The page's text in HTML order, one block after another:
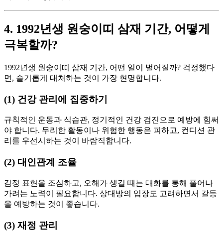
4. 1992년생 원숭이띠 삼재 기간, 어떻게
극복할까?
1992년생 원숭이띠 삼재 기간, 어떤 일이 벌어질까? 걱정했다
면, 슬기롭게 대처하는 것이 가장 현명합니다.
(1) 건강 관리에 집중하기
규칙적인 운동과 식습관, 정기적인 건강 검진으로 예방에 힘써
야 합니다. 무리한 활동이나 위험한 행동은 피하고, 컨디션 관
리를 우선시하는 것이 바람직합니다.
(2) 대인관계 조율
감정 표현을 조심하고, 오해가 생길 때는 대화를 통해 풀어나
가려는 노력이 필요합니다. 상대방의 입장도 고려하면서 갈등
을 예방하는 것이 좋습니다.
(3) 재정 관리